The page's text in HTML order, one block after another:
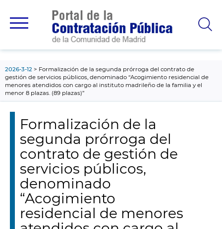
principal
2026-3-12
Formalización de la segunda prórroga del contrato de
gestión de servicios públicos, denominado “Acogimiento residencial de
menores atendidos con cargo al instituto madrileño de la familia y el
menor 8 plazas. (89 plazas)”
Formalización de la
segunda prórroga del
contrato de gestión de
servicios públicos,
denominado
“Acogimiento
residencial de menores